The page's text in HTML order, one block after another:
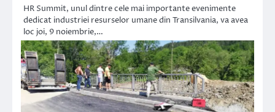
HR Summit, unul dintre cele mai importante evenimente
dedicat industriei resurselor umane din Transilvania, va avea
loc joi, 9 noiembrie,…